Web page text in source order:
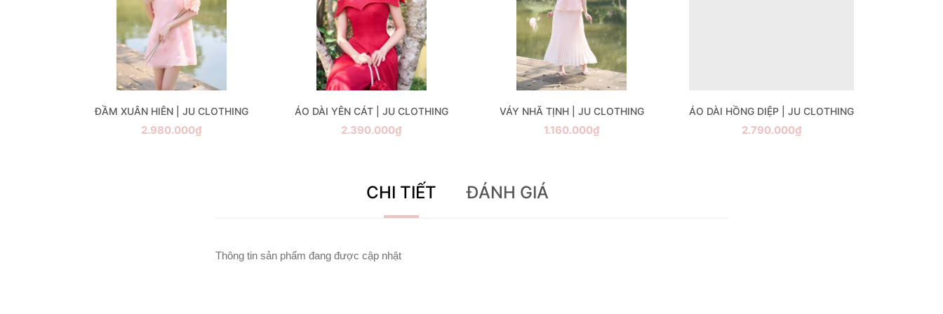
ĐẦM XUÂN HIÊN | JU CLOTHING
2.980.000₫
ÁO DÀI YÊN CÁT | JU CLOTHING
2.390.000₫
VÁY NHÃ TỊNH | JU CLOTHING
1.160.000₫
ÁO DÀI HỒNG DIỆP | JU CLOTHING
2.790.000₫
CHI TIẾT ĐÁNH GIÁ
Thông tin sản phẩm đang được cập nhật